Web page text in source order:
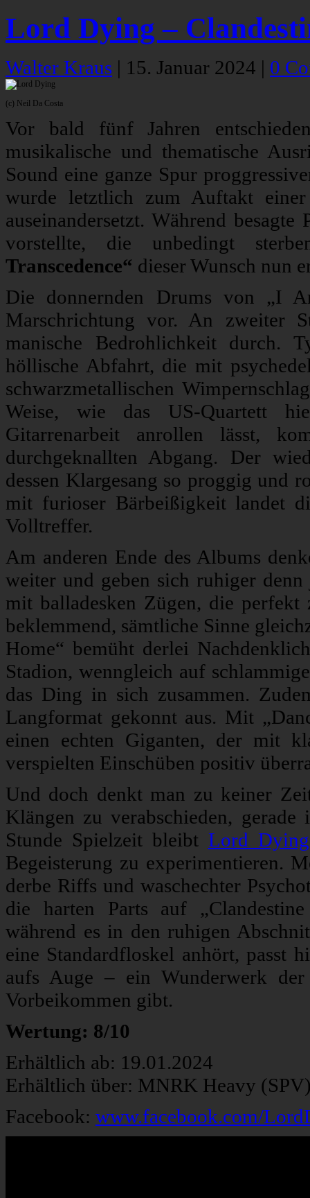
Lord Dying –
Walter Kraus | 15. Januar 2024 | 0
(c) Neil Da Costa
Vor bald fünf Jahren
musikalische und thematische
Sound eine ganze Spur
wurde letztlich zum Auftakt
auseinandersetzt. Während
vorstellte, die unbedingt
Transcedence“ dieser Wunsch nun
Die donnernden Drums von „I
Marschrichtung vor. An zweiter
manische Bedrohlichkeit durch.
höllische Abfahrt, die mit
schwarzmetallischen
Weise, wie das US-Quartett
Gitarrenarbeit anrollen lässt,
durchgeknallten Abgang. Der
dessen Klargesang so proggig und
mit furioser Bärbeißigkeit landet
Volltreffer.
Am anderen Ende des Albums
weiter und geben sich ruhiger
mit balladesken Zügen, die perfekt
beklemmend, sämtliche Sinne
Home“ bemüht derlei
Stadion, wenngleich auf
das Ding in sich zusammen.
Langformat gekonnt aus. Mit
einen echten Giganten, der mit
verspielten Einschüben positiv
Und doch denkt man zu keiner
Klängen zu verabschieden,
Stunde Spielzeit bleibt Lord Dying
Begeisterung zu experimentieren.
derbe Riffs und waschechter
die harten Parts auf
während es in den ruhigen
eine Standardfloskel anhört, passt
aufs Auge – ein Wunderwerk
Vorbeikommen gibt.
Wertung: 8/10
Erhältlich ab: 19.01.2024
Erhältlich über: MNRK Heavy
Facebook: www.facebook.com/